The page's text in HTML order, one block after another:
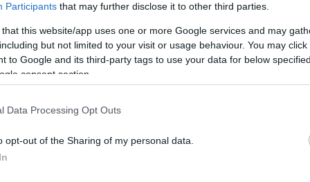
Participants that may further disclose it to other third parties.
that this website/app uses one or more Google services and may
but not limited to your visit or usage behaviour. You may
to Google and its third-party tags to use your data for below
consent section.
Data Processing Opt Outs
opt-out of the Sharing of my personal data.
συνταξιοδοτικό, η ασφάλιση υγείας και οι φορολογικοί
εβδομάδα η «συνάντηση κορυφής» στην
συγκεκριμένες προτάσεις προς ανάλυση. Ο
στο Λίνστοφ στο κρατίδιο του Μεκλεμβούργου-Δ.
ότι η Γερμανία θα συνεχίσει να έχει ένα «αξιόπιστο
θα πρέπει να παραμείνει η βασική σύνταξη
η ενίσχυσή της θα πρέπει να έρθει μέσω ιδιωτικών ή
και στο ασφαλιστικό, με περικοπές στις παροχές για
ο καγκελάριος αποφεύγει δημόσιες αναφορές ακόμη